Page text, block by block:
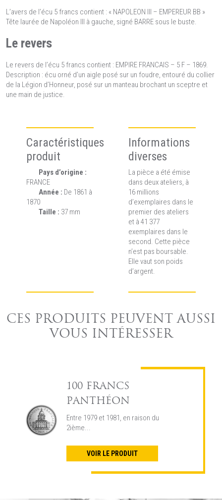
L’avers de l’écu 5 francs contient : « NAPOLEON III – EMPEREUR BB »
Tête laurée de Napoléon III à gauche, signé BARRE sous le buste.
Le revers
Le revers de l’écu 5 francs contient : EMPIRE FRANCAIS – 5 F – 1869.
Description : écu orné d’un aigle posé sur un foudre, entouré du collier
de la Légion d’Honneur, posé sur un manteau brochant un sceptre et
une main de justice.
Caractéristiques
produit
Pays d’origine :
FRANCE
Année : De 1861 à
1870
Taille : 37 mm
Informations
diverses
La pièce a été émise
dans deux ateliers, à
16 millions
d’exemplaires dans le
premier des ateliers
et à 41 377
exemplaires dans le
second. Cette pièce
n’est pas boursable.
Elle vaut son poids
d’argent.
CES PRODUITS PEUVENT AUSSI
VOUS INTÉRESSER
100 FRANCS
PANTHÉON
Entre 1979 et 1981, en raison du
2ième...
VOIR LE PRODUIT